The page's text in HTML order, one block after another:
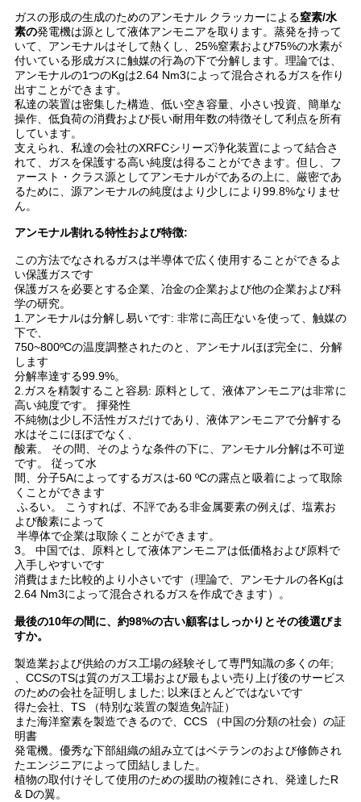
ニ
ュ
ー
ス
事
件
引
金
を
求
め
て
く
だ
さ
い
NEWS
地
図
プ
ラ
ガスの形成の生成のためのアンモナル クラッカーによる窒素/水
素の発電機は源として液体アンモニアを取ります。蒸発を持って
いて、アンモナルはそして熱くし、25%窒素および75%の水素が
付いている形成ガスに触媒の行為の下で分解します。理論では、
アンモナルの1つのKgは2.64 Nm3によって混合されるガスを作り
出すことができます。
私達の装置は密集した構造、低い空き容量、小さい投資、簡単な
操作、低負荷の消費および長い耐用年数の特徴そして利点を所有
しています。
支えられ、私達の会社のXRFCシリーズ浄化装置によって結合さ
れて、ガスを保護する高い純度は得ることができます。但し、フ
ァースト・クラス源としてアンモナルがであるの上に、厳密であ
るために、源アンモナルの純度はより少しにより99.8%なりませ
ん。
アンモナル割れる特性および特徴:
この方法でなされるガスは半導体で広く使用することができるよ
い保護ガスです
保護ガスを必要とする企業、冶金の企業および他の企業および科
学の研究。
1.アンモナルは分解し易いです: 非常に高圧ないを使って、触媒の
下で、
750~800ºCの温度調整されたのと、アンモナルほぼ完全に、分解
します
分解率達する99.9%。
2.ガスを精製すること容易: 原料として、液体アンモニアは非常に
高い純度です。 揮発性
不純物は少し不活性ガスだけであり、液体アンモニアで分解する
水はそこにほぼでなく、
酸素。 その間、そのような条件の下に、アンモナル分解は不可逆
です。 従って水
間、分子5Aによってするガスは-60 ºCの露点と吸着によって取除
くことができます
ふるい。 こうすれば、不評である非金属要素の例えば、塩素お
よび酸素によって
半導体で企業は取除くことができます。
3。 中国では、原料として液体アンモニアは低価格および原料で
入手しやすいです
消費はまた比較的より小さいです（理論で、アンモナルの各Kgは
2.64 Nm3によって混合されるガスを作成できます）。
最後の10年の間に、約98%の古い顧客はしっかりとその後選びま
すか。
製造業および供給のガス工場の経験そして専門知識の多くの年;
、CCSのTSは質のガス工場および最もよい売り上げ後のサービス
のための会社を証明しました; 以来ほとんどではないです
得た会社、TS （特別な装置の製造免許証）
また海洋窒素を製造できるので、CCS （中国の分類の社会）の証
明書
発電機。優秀な下部組織の組み立てはベテランのおよび修飾され
たエンジニアによって団結しました。
植物の取付けそして使用のための援助の複雑にされ、発達したR
& Dの翼。